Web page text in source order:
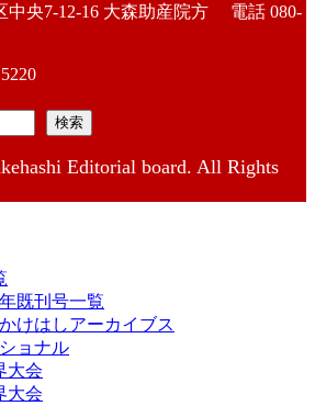
中央7-12-16 大森助産院方 電話 080-
検索
Editorial board. All Rights
既刊号一覧
けはしアーカイブス
ョナル
大会
大会